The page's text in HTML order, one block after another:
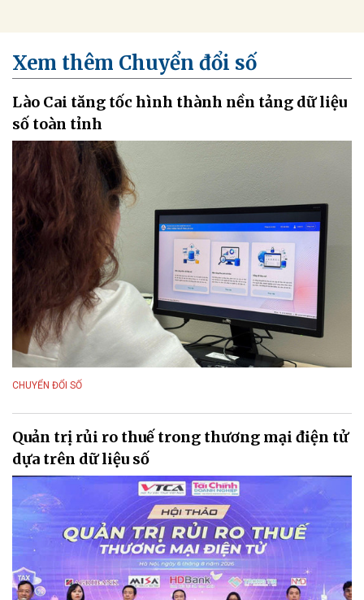
Xem thêm Chuyển đổi số
Lào Cai tăng tốc hình thành nền tảng dữ liệu
số toàn tỉnh
CHUYỂN ĐỔI SỐ
Quản trị rủi ro thuế trong thương mại điện tử
dựa trên dữ liệu số